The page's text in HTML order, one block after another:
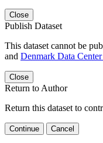
Close
Publish Dataset
This dataset cannot be
and Denmark Data Center
Close
Return to Author
Return this dataset to
Continue Cancel